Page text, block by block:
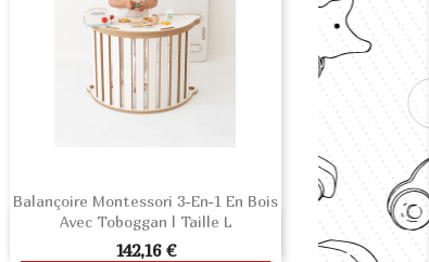
Balançoire Montessori 3-En-1 En Bois
Avec Toboggan | Taille L
Prix
142,16 €
AJOUTER AU PANIER